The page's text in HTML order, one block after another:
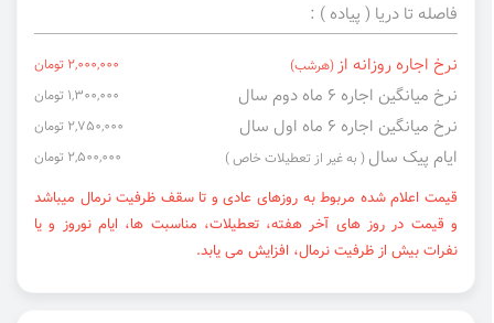
فاصله تا دریا ( پیاده ) :
نرخ اجاره روزانه از (هرشب) 2,000,000 تومان
نرخ میانگین اجاره ۶ ماه دوم سال 1,300,000 تومان
نرخ میانگین اجاره ۶ ماه اول سال 2,750,000 تومان
ایام پیک سال ( به غیر از تعطیلات خاص ) 2,500,000 تومان
قیمت اعلام شده مربوط به روزهای عادی و تا سقف ظرفیت نرمال میباشد
و قیمت در روز های آخر هفته، تعطیلات، مناسبت ها، ایام نوروز و یا
نفرات بیش از ظرفیت نرمال، افزایش می یابد.